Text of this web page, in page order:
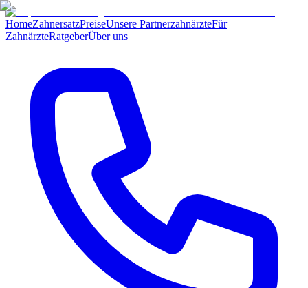
HomeZahnersatzPreiseUnsere PartnerzahnärzteFür
ZahnärzteRatgeberÜber uns